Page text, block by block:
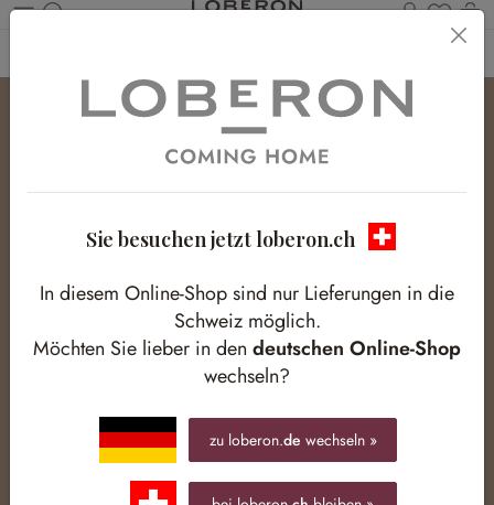
Du
Sie besuchen jetzt loberon.ch
In diesem Online-Shop sind nur Lieferungen in die
Schweiz möglich.
Möchten Sie lieber in den deutschen Online-Shop
wechseln?
zu loberon.de wechseln »